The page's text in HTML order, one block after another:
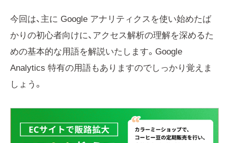
今回は、主に Google アナリティクスを使い始めたば
かりの初心者向けに、アクセス解析の理解を深めるた
めの基本的な用語を解説いたします。Google
Analytics 特有の用語もありますのでしっかり覚えま
しょう。